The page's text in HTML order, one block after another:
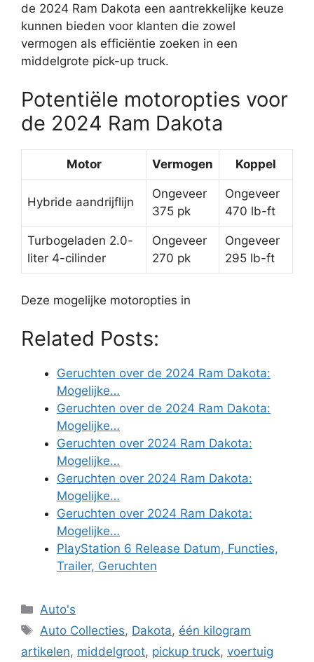
de 2024 Ram Dakota een aantrekkelijke keuze
kunnen bieden voor klanten die zowel
vermogen als efficiëntie zoeken in een
middelgrote pick-up truck.
Potentiële motoropties voor
de 2024 Ram Dakota
Motor Vermogen Koppel
Hybride aandrijflijn
Ongeveer
375 pk
Ongeveer
470 lb-ft
Turbogeladen 2.0-
liter 4-cilinder
Ongeveer
270 pk
Ongeveer
295 lb-ft
Deze mogelijke motoropties in
Related Posts:
Geruchten over de 2024 Ram Dakota:
Mogelijke…
Geruchten over de 2024 Ram Dakota:
Mogelijke…
Geruchten over 2024 Ram Dakota:
Mogelijke…
Geruchten over 2024 Ram Dakota:
Mogelijke…
Geruchten over 2024 Ram Dakota:
Mogelijke…
PlayStation 6 Release Datum, Functies,
Trailer, Geruchten
Categories
Auto's
Tags
Auto Collecties, Dakota, één kilogram
artikelen, middelgroot, pickup truck, voertuig